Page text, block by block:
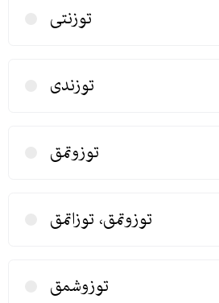
توزنتی
توزندی
توزوتمق
توزوتمق، توزاتمق
توزوشمق